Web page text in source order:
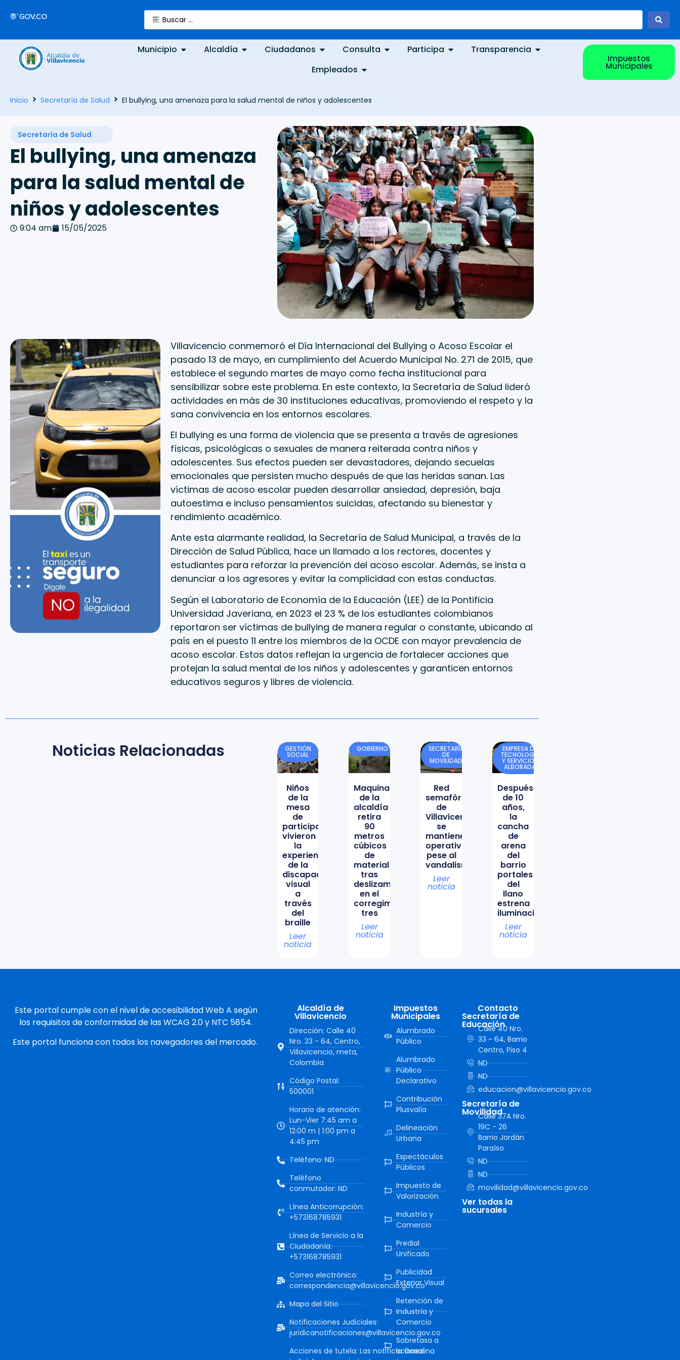
Municipio Alcaldía Ciudadanos Consulta Participa
Transparencia
Empleados
Impuestos
Municipales
Inicio Secretaría de Salud El bullying, una amenaza para la salud mental de niños y adolescentes
Secretaría de Salud
El bullying, una amenaza
para la salud mental de
niños y adolescentes
9:04 am 15/05/2025
Villavicencio conmemoró el Día Internacional del Bullying o Acoso Escolar el
pasado 13 de mayo, en cumplimiento del Acuerdo Municipal No. 271 de 2015, que
establece el segundo martes de mayo como fecha institucional para
sensibilizar sobre este problema. En este contexto, la Secretaría de Salud lideró
actividades en más de 30 instituciones educativas, promoviendo el respeto y la
sana convivencia en los entornos escolares.
El bullying es una forma de violencia que se presenta a través de agresiones
físicas, psicológicas o sexuales de manera reiterada contra niños y
adolescentes. Sus efectos pueden ser devastadores, dejando secuelas
emocionales que persisten mucho después de que las heridas sanan. Las
víctimas de acoso escolar pueden desarrollar ansiedad, depresión, baja
autoestima e incluso pensamientos suicidas, afectando su bienestar y
rendimiento académico.
Ante esta alarmante realidad, la Secretaría de Salud Municipal, a través de la
Dirección de Salud Pública, hace un llamado a los rectores, docentes y
estudiantes para reforzar la prevención del acoso escolar. Además, se insta a
denunciar a los agresores y evitar la complicidad con estas conductas.
Según el Laboratorio de Economía de la Educación (LEE) de la Pontificia
Universidad Javeriana, en 2023 el 23 % de los estudiantes colombianos
reportaron ser víctimas de bullying de manera regular o constante, ubicando al
país en el puesto 11 entre los miembros de la OCDE con mayor prevalencia de
acoso escolar. Estos datos reflejan la urgencia de fortalecer acciones que
protejan la salud mental de los niños y adolescentes y garanticen entornos
educativos seguros y libres de violencia.
Noticias Relacionadas GESTIÓN
SOCIAL
Niños
de la
mesa
de
participación
vivieron
la
experiencia
de la
discapacidad
visual
a
través
del
braille
Leer
noticia
GOBIERNO
Maquinaria
de la
alcaldía
retira
90
metros
cúbicos
de
material
tras
deslizamiento
en el
corregimiento
tres
Leer
noticia
SECRETARÍA
DE
MOVILIDAD
Red
semafórica
de
Villavicencio
se
mantiene
operativa
pese al
vandalismo
Leer
noticia
EMPRESA DE
TECNOLOGÍA
Y SERVICIOS
ALBORADA
Después
de 10
años,
la
cancha
de
arena
del
barrio
portales
del
llano
estrena
iluminación
Leer
noticia
Este portal cumple con el nivel de accesibilidad Web A según
los requisitos de conformidad de las WCAG 2.0 y NTC 5854.
Este portal funciona con todos los navegadores del mercado.
Alcaldía de
Villavicencio
Dirección: Calle 40
Nro. 33 - 64, Centro,
Villavicencio, meta,
Colombia
Código Postal:
500001
Horario de atención:
Lun-Vier 7:45 am a
12:00 m | 1:00 pm a
4:45 pm
Teléfono: ND
Teléfono
conmutador: ND
Línea Anticorrupción:
+573168785931
Línea de Servicio a la
Ciudadanía:
+573168785931
Correo electrónico:
correspondencia@villavicencio.gov.co
Mapa del Sitio
Notificaciones Judiciales:
juridicanotificaciones@villavicencio.gov.co
Acciones de tutela: Las notificaciones
Impuestos
Municipales
Alumbrado
Público
Alumbrado
Público
Declarativo
Contribución
Plusvalía
Delineación
Urbana
Espectáculos
Públicos
Impuesto de
Valorización
Industría y
Comercio
Predial
Unificado
Publicidad
Exterior Visual
Retención de
Industría y
Comercio
Sobretasa a
la Gasolina
Contacto
Secretaría de
Educación
Calle 40 Nro.
33 - 64, Barrio
Centro, Piso 4
ND
ND
educacion@villavicencio.gov.co
Secretaría de
Movilidad
Calle 37A Nro.
19C - 26
Barrio Jordán
Paraíso
ND
ND
movilidad@villavicencio.gov.co
Ver todas la
sucursales